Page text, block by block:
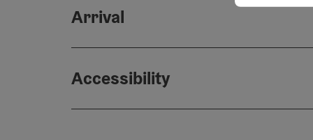
Arrival
Accessibility